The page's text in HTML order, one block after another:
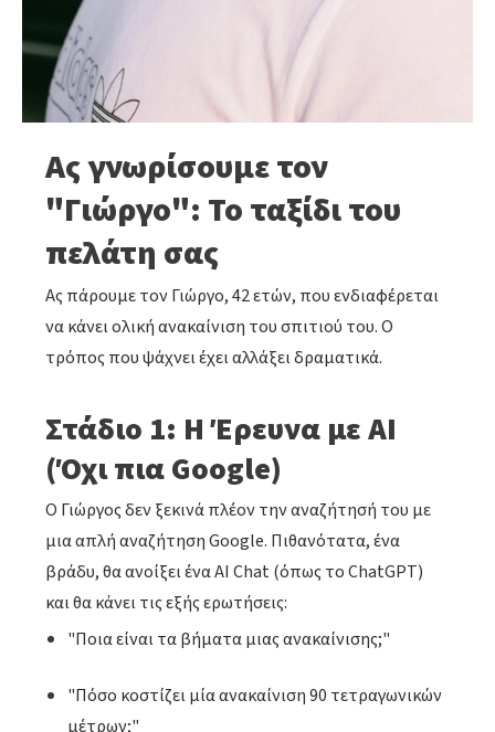
Ας γνωρίσουμε τον
"Γιώργο": Το ταξίδι του
πελάτη σας
Ας πάρουμε τον Γιώργο, 42 ετών, που ενδιαφέρεται
να κάνει ολική ανακαίνιση του σπιτιού του. Ο
τρόπος που ψάχνει έχει αλλάξει δραματικά.
Στάδιο 1: Η Έρευνα με AI
(Όχι πια Google)
Ο Γιώργος δεν ξεκινά πλέον την αναζήτησή του με
μια απλή αναζήτηση Google. Πιθανότατα, ένα
βράδυ, θα ανοίξει ένα AI Chat (όπως το ChatGPT)
και θα κάνει τις εξής ερωτήσεις:
"Ποια είναι τα βήματα μιας ανακαίνισης;"
"Πόσο κοστίζει μία ανακαίνιση 90 τετραγωνικών
μέτρων;"